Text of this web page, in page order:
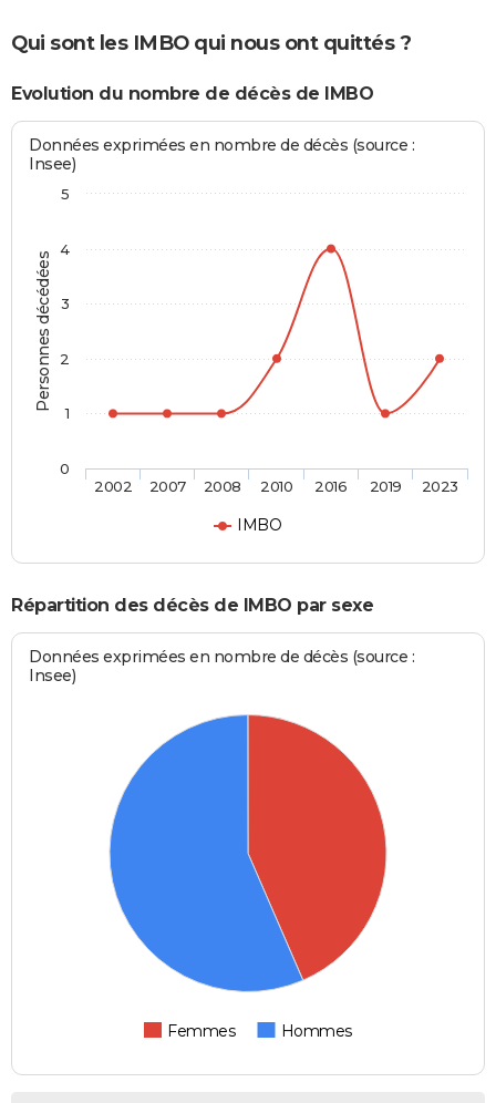
Qui sont les IMBO qui nous ont quittés ?
Evolution du nombre de décès de IMBO
Personnes décédées
Données exprimées en nombre de décès (source :
Insee)
IMBO
2002 2007 2008 2010 2016 2019 2023
0
1
2
3
4
5
Répartition des décès de IMBO par sexe
Données exprimées en nombre de décès (source :
Insee)
Femmes Hommes